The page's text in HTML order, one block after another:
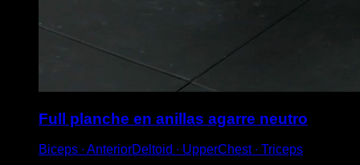
Full planche en anillas agarre neutro
Biceps ∙ AnteriorDeltoid ∙ UpperChest ∙ Triceps